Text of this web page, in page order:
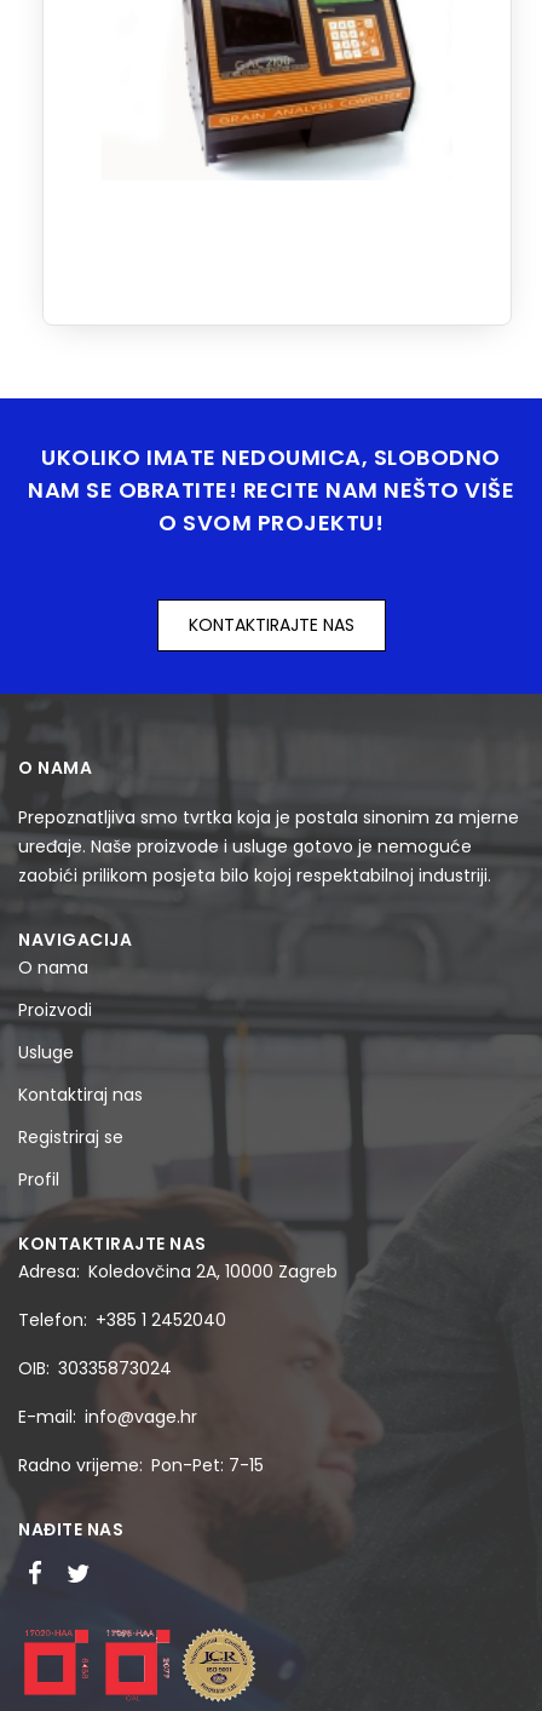
UKOLIKO IMATE NEDOUMICA, SLOBODNO
NAM SE OBRATITE! RECITE NAM NEŠTO VIŠE
O SVOM PROJEKTU!
KONTAKTIRAJTE NAS
O NAMA
Prepoznatljiva smo tvrtka koja je postala sinonim za mjerne
uređaje. Naše proizvode i usluge gotovo je nemoguće
zaobići prilikom posjeta bilo kojoj respektabilnoj industriji.
NAVIGACIJA
O nama
Proizvodi
Usluge
Kontaktiraj nas
Registriraj se
Profil
KONTAKTIRAJTE NAS
Adresa Koledovčina 2A, 10000 Zagreb
Telefon +385 1 2452040
OIB 30335873024
E-mail info@vage.hr
Radno vrijeme Pon-Pet: 7-15
NAĐITE NAS